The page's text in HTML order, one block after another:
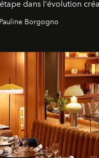
dans l'évolution
Borgogno